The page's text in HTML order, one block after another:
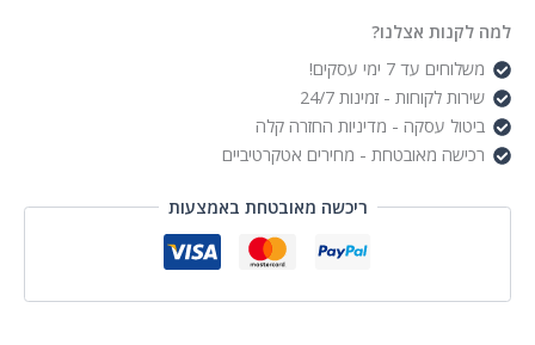
למה לקנות אצלנו?
משלוחים עד 7 ימי עסקים!
שירות לקוחות - זמינות 24/7
ביטול עסקה - מדיניות החזרה קלה
רכישה מאובטחת - מחירים אטקרטיביים
ריכשה מאובטחת באמצעות